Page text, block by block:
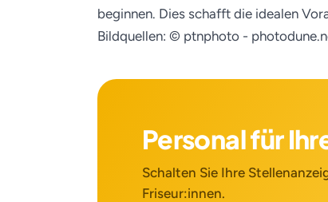
beginnen. Dies schafft die idealen
Bildquellen: © ptnphoto -
Personal für
Schalten Sie Ihre
Friseur:innen.